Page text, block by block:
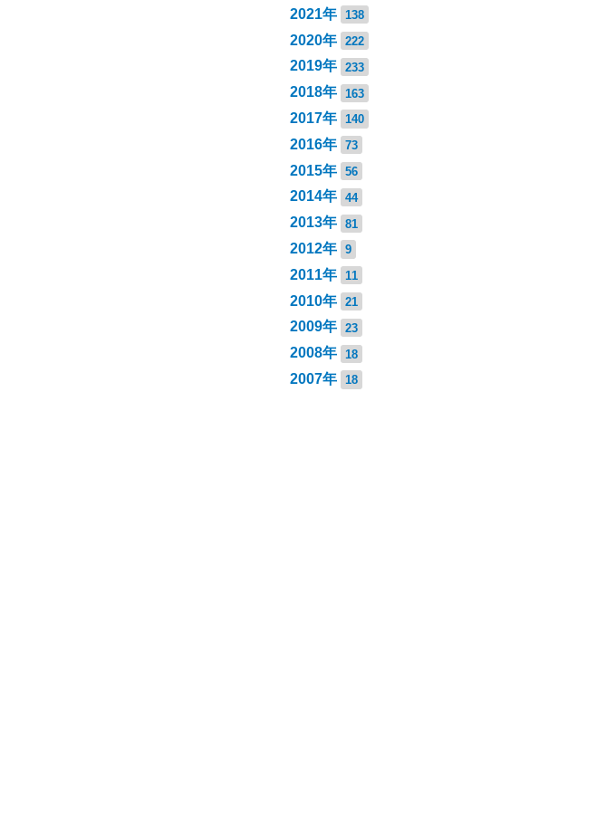
2021年 138
2020年 222
2019年 233
2018年 163
2017年 140
2016年 73
2015年 56
2014年 44
2013年 81
2012年 9
2011年 11
2010年 21
2009年 23
2008年 18
2007年 18